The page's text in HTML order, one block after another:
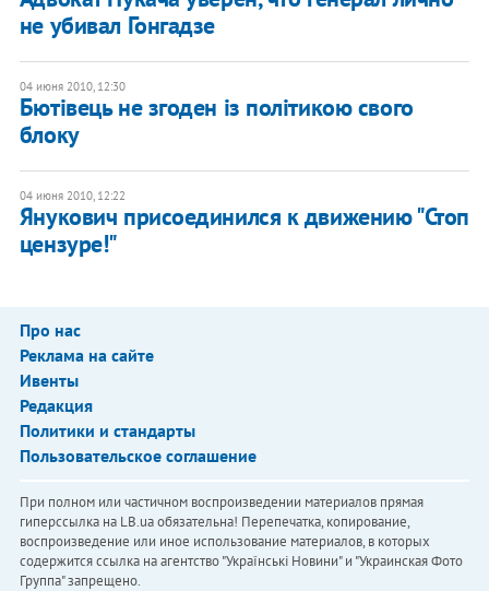
не убивал Гонгадзе
04 июня 2010, 12:30
Бютівець не згоден із політикою свого
блоку
04 июня 2010, 12:22
Янукович присоединился к движению "Стоп
цензуре!"
Про нас
Реклама на сайте
Ивенты
Редакция
Политики и стандарты
Пользовательское соглашение
При полном или частичном воспроизведении материалов прямая
гиперссылка на LB.ua обязательна! Перепечатка, копирование,
воспроизведение или иное использование материалов, в которых
содержится ссылка на агентство "Українськi Новини" и "Украинская Фото
Группа" запрещено.